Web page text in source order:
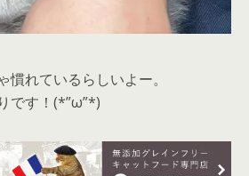
れているらしいよー。
です！(*”ω”*)